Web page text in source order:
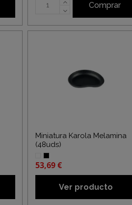
Comprar
Miniatura Karola Melamina
(48uds)
53,69 €
Ver producto